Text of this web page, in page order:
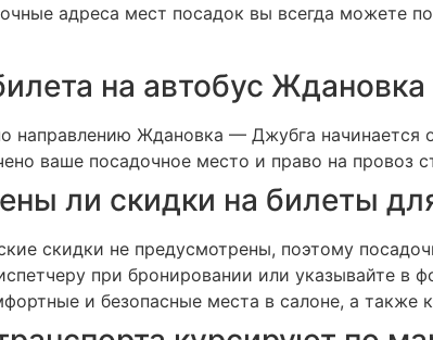
адреса мест посадок вы всегда можете
на автобус
направлению Ждановка — Джубга начинается
ваше посадочное место и право на провоз
ли скидки на билеты
скидки не предусмотрены, поэтому
при бронировании или указывайте в
и безопасные места в салоне, а также